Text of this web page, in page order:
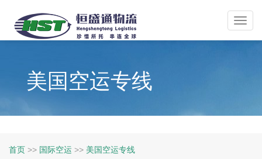
美国空运专线
首页 >> 国际空运 >> 美国空运专线